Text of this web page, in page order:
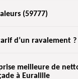
façade est solide,
peut quand
obscurcies ou
le nettoyage de façade
et la réparation
matériau de façade avec
les techniques des plus
(59777)
à rénover la façade et
travaux
d’un ravalement ?
de façade dépend de
varie suivant les
meilleure de
à Euralille